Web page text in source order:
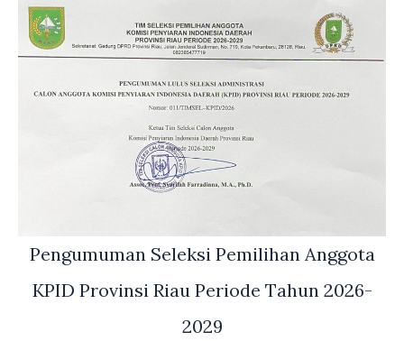
Pengumuman Seleksi Pemilihan Anggota
KPID Provinsi Riau Periode Tahun 2026-
2029